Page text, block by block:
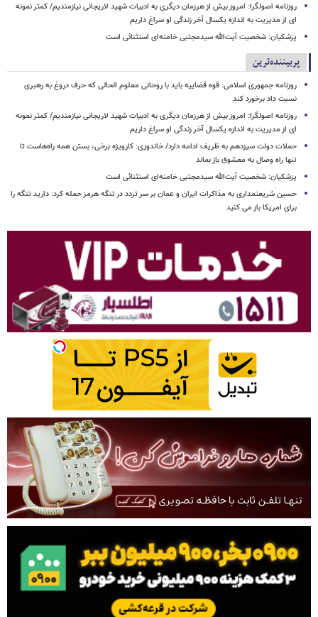
روزنامه اصولگرا: امروز بیش از هرزمان دیگری به ادبیات شهید لاریجانی نیازمندیم/ کمتر نمونه
ای از مدیریت به اندازه یکسال آخر زندگی او سراغ داریم
پزشکیان: شخصیت آیت‌الله سیدمجتبی خامنه‌ای استثنائی است
پربیننده‌ترین
روزنامه جمهوری اسلامی: قوه قضاییه باید با روحانی معلوم الحالی که حرف دروغ به رهبری
نسبت داد برخورد کند
روزنامه اصولگرا: امروز بیش از هرزمان دیگری به ادبیات شهید لاریجانی نیازمندیم/ کمتر نمونه
ای از مدیریت به اندازه یکسال آخر زندگی او سراغ داریم
حملات دولت سیزدهم به ظریف ادامه دارد/ خاندوزی: کارویژه برخی، بستن همه راه‌هاست تا
تنها راه وصال به معشوق باز بماند
پزشکیان: شخصیت آیت‌الله سیدمجتبی خامنه‌ای استثنائی است
حسین شریعتمداری به مذاکرات ایران و عمان بر سر تردد در تنگه هرمز حمله کرد: دارید تنگه را
برای امریکا باز می کنید